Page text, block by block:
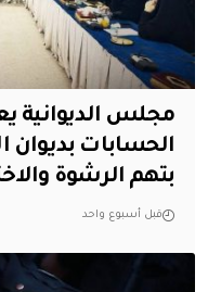
مجلس
الحسابات
بتهم الرشوة
قبل أسبوع واحد